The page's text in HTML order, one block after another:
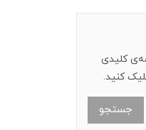
کلیدی
کنید.
جستجو